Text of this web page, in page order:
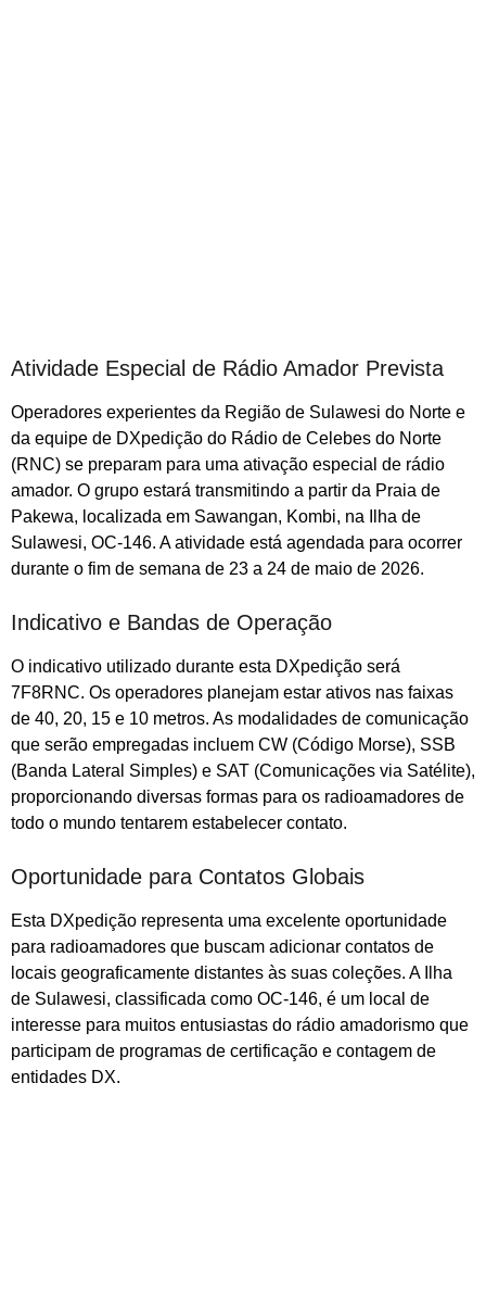
Atividade Especial de Rádio Amador Prevista
Operadores experientes da Região de Sulawesi do Norte e
da equipe de DXpedição do Rádio de Celebes do Norte
(RNC) se preparam para uma ativação especial de rádio
amador. O grupo estará transmitindo a partir da Praia de
Pakewa, localizada em Sawangan, Kombi, na Ilha de
Sulawesi, OC-146. A atividade está agendada para ocorrer
durante o fim de semana de 23 a 24 de maio de 2026.
Indicativo e Bandas de Operação
O indicativo utilizado durante esta DXpedição será
7F8RNC. Os operadores planejam estar ativos nas faixas
de 40, 20, 15 e 10 metros. As modalidades de comunicação
que serão empregadas incluem CW (Código Morse), SSB
(Banda Lateral Simples) e SAT (Comunicações via Satélite),
proporcionando diversas formas para os radioamadores de
todo o mundo tentarem estabelecer contato.
Oportunidade para Contatos Globais
Esta DXpedição representa uma excelente oportunidade
para radioamadores que buscam adicionar contatos de
locais geograficamente distantes às suas coleções. A Ilha
de Sulawesi, classificada como OC-146, é um local de
interesse para muitos entusiastas do rádio amadorismo que
participam de programas de certificação e contagem de
entidades DX.